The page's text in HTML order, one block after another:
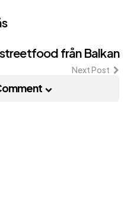
från Balkan
Next Post